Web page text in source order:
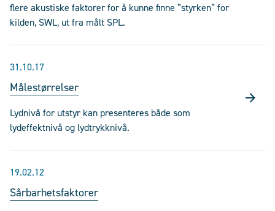
flere akustiske faktorer for å kunne finne ”styrken” for
kilden, SWL, ut fra målt SPL.
31.10.17
Målestørrelser
Lydnivå for utstyr kan presenteres både som
lydeffektnivå og lydtrykknivå.
19.02.12
Sårbarhetsfaktorer